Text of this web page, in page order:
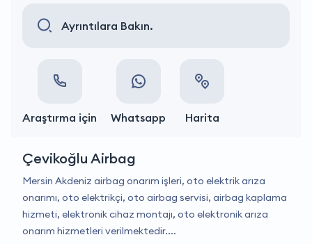
Ayrıntılara Bakın.
Araştırma için Whatsapp Harita
Çevikoğlu Airbag
Mersin Akdeniz airbag onarım işleri, oto elektrik arıza
onarımı, oto elektrikçi, oto airbag servisi, airbag kaplama
hizmeti, elektronik cihaz montajı, oto elektronik arıza
onarım hizmetleri verilmektedir....